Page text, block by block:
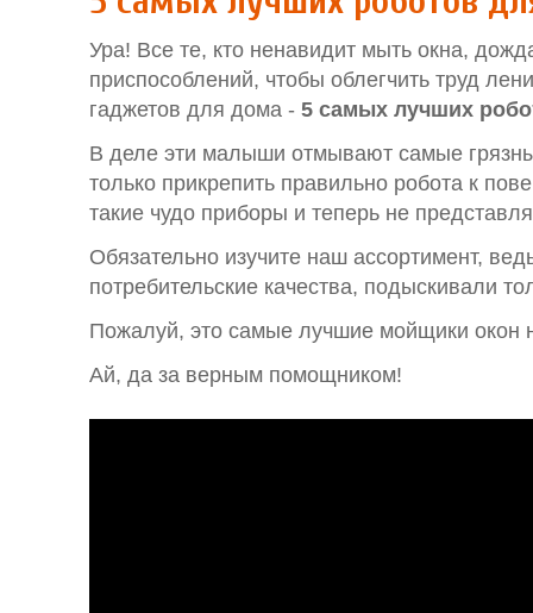
Ура! Все те, кто ненавидит мыть окна,
приспособлений, чтобы облегчить труд
гаджетов для дома - 5 самых лучших
В деле эти малыши отмывают самые
только прикрепить правильно робота к
такие чудо приборы и теперь не
Обязательно изучите наш ассортимент,
потребительские качества, подыскивали
Пожалуй, это самые лучшие мойщики окон
Ай, да за верным помощником!